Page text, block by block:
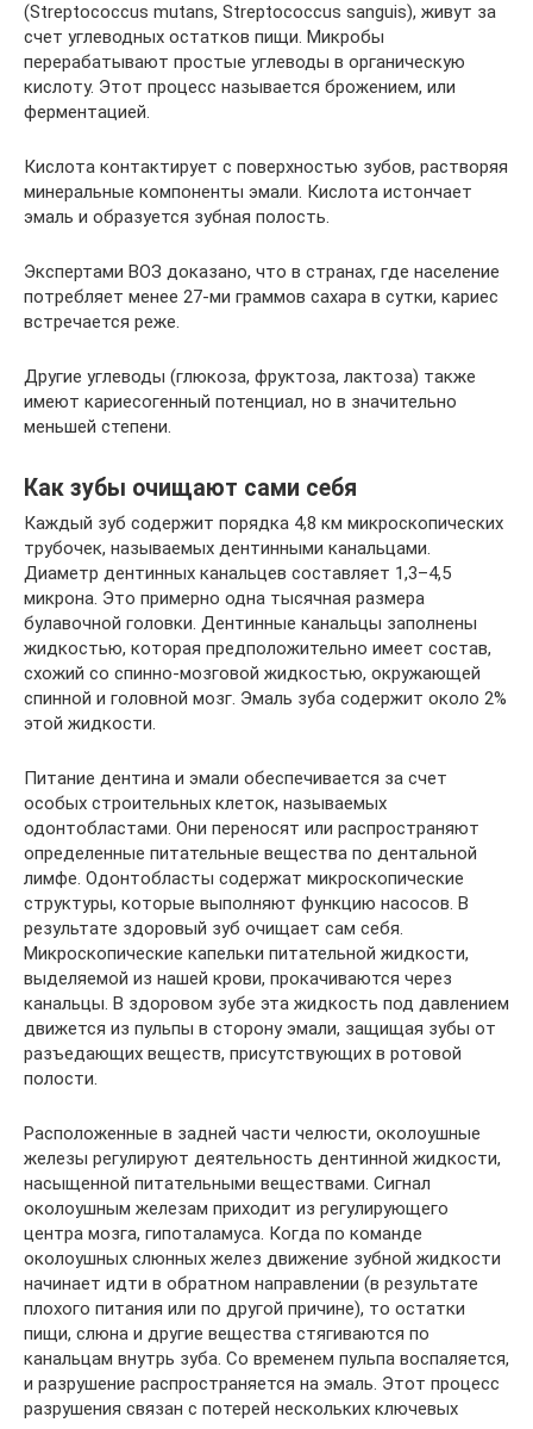
(Streptococcus mutans, Streptococcus sanguis), живут за
счет углеводных остатков пищи. Микробы
перерабатывают простые углеводы в органическую
кислоту. Этот процесс называется брожением, или
ферментацией.
Кислота контактирует с поверхностью зубов, растворяя
минеральные компоненты эмали. Кислота истончает
эмаль и образуется зубная полость.
Экспертами ВОЗ доказано, что в странах, где население
потребляет менее 27-ми граммов сахара в сутки, кариес
встречается реже.
Другие углеводы (глюкоза, фруктоза, лактоза) также
имеют кариесогенный потенциал, но в значительно
меньшей степени.
Как зубы очищают сами себя
Каждый зуб содержит порядка 4,8 км микроскопических
трубочек, называемых дентинными канальцами.
Диаметр дентинных канальцев составляет 1,3–4,5
микрона. Это примерно одна тысячная размера
булавочной головки. Дентинные канальцы заполнены
жидкостью, которая предположительно имеет состав,
схожий со спинно-мозговой жидкостью, окружающей
спинной и головной мозг. Эмаль зуба содержит около 2%
этой жидкости.
Питание дентина и эмали обеспечивается за счет
особых строительных клеток, называемых
одонтобластами. Они переносят или распространяют
определенные питательные вещества по дентальной
лимфе. Одонтобласты содержат микроскопические
структуры, которые выполняют функцию насосов. В
результате здоровый зуб очищает сам себя.
Микроскопические капельки питательной жидкости,
выделяемой из нашей крови, прокачиваются через
канальцы. В здоровом зубе эта жидкость под давлением
движется из пульпы в сторону эмали, защищая зубы от
разъедающих веществ, присутствующих в ротовой
полости.
Расположенные в задней части челюсти, околоушные
железы регулируют деятельность дентинной жидкости,
насыщенной питательными веществами. Сигнал
околоушным железам приходит из регулирующего
центра мозга, гипоталамуса. Когда по команде
околоушных слюнных желез движение зубной жидкости
начинает идти в обратном направлении (в результате
плохого питания или по другой причине), то остатки
пищи, слюна и другие вещества стягиваются по
канальцам внутрь зуба. Со временем пульпа воспаляется,
и разрушение распространяется на эмаль. Этот процесс
разрушения связан с потерей нескольких ключевых